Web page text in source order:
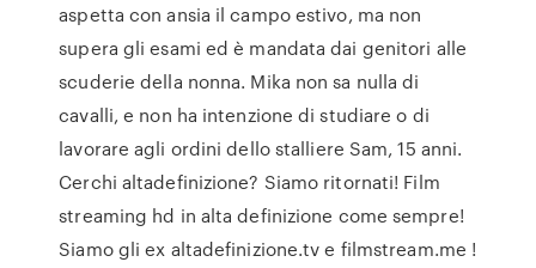
aspetta con ansia il campo estivo, ma non
supera gli esami ed è mandata dai genitori alle
scuderie della nonna. Mika non sa nulla di
cavalli, e non ha intenzione di studiare o di
lavorare agli ordini dello stalliere Sam, 15 anni.
Cerchi altadefinizione? Siamo ritornati! Film
streaming hd in alta definizione come sempre!
Siamo gli ex altadefinizione.tv e filmstream.me !